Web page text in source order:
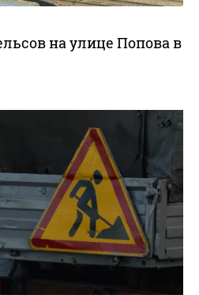
на улице Попова в